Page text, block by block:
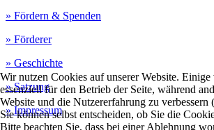
» Fördern & Spenden
» Förderer
» Geschichte
» Satzung
» Impressum
Wir nutzen Cookies auf unserer Website.
essenziell für den Betrieb der Seite, während
Website und die Nutzererfahrung zu verbessern
Sie können selbst entscheiden, ob Sie die
Bitte beachten Sie, dass bei einer Ablehnung